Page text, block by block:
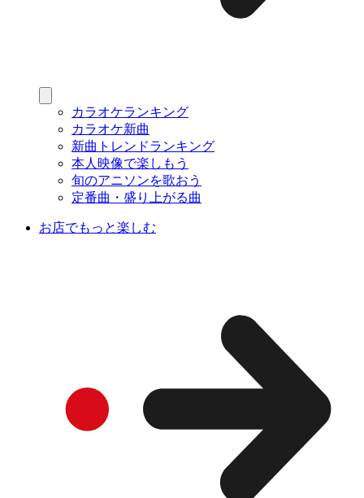
カラオケランキング
カラオケ新曲
新曲トレンドランキング
本人映像で楽しもう
旬のアニソンを歌おう
定番曲・盛り上がる曲
お店でもっと楽しむ